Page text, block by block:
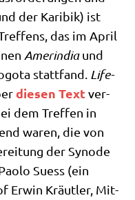
der Kari­bik) ist
das im April
Amer­indiaund
statt­fand. Life­
die­sen Textver­
dem Tref­fen in
waren, die von
der Syn­ode
Suess (ein
Erwin Kräut­ler, Mit­